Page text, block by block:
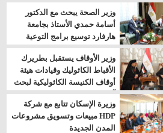
بالسويس
وزير الصحة يبحث مع الدكتور
أسامة حمدي الأستاذ بجامعة
هارفارد توسيع برامج التوعية
بمرض السكري
وزير الأوقاف يستقبل بطريرك
الأقباط الكاثوليك وقيادات هيئة
أوقاف الكنيسة الكاثوليكية لبحث
آفاق التعاون المشترك
وزيرة الإسكان تتابع مع شركة
HDP مبيعات وتسويق مشروعات
المدن الجديدة